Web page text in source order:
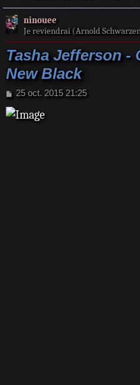
ninouee
Je reviendrai (Arnold
Tasha Jefferson -
New Black
M
s
25 oct. 2015 21:25